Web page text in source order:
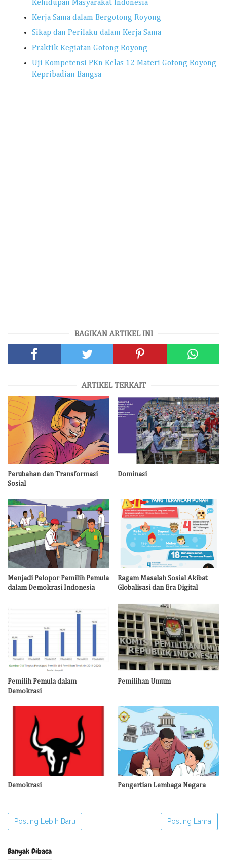
Kehidupan Masyarakat Indonesia
Kerja Sama dalam Bergotong Royong
Sikap dan Perilaku dalam Kerja Sama
Praktik Kegiatan Gotong Royong
Uji Kompetensi PKn Kelas 12 Materi Gotong Royong
Kepribadian Bangsa
BAGIKAN ARTIKEL INI
ARTIKEL TERKAIT
Perubahan dan Transformasi
Sosial
Dominasi
Menjadi Pelopor Pemilih Pemula
dalam Demokrasi Indonesia
Ragam Masalah Sosial Akibat
Globalisasi dan Era Digital
Pemilih Pemula dalam
Demokrasi
Pemilihan Umum
Demokrasi Pengertian Lembaga Negara
Posting Lebih Baru Posting Lama
Banyak Dibaca